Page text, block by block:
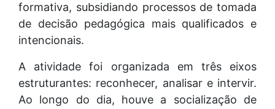
formativa, subsidiando processos de tomada
de decisão pedagógica mais qualificados e
intencionais.
A atividade foi organizada em três eixos
estruturantes: reconhecer, analisar e intervir.
Ao longo do dia, houve a socialização de